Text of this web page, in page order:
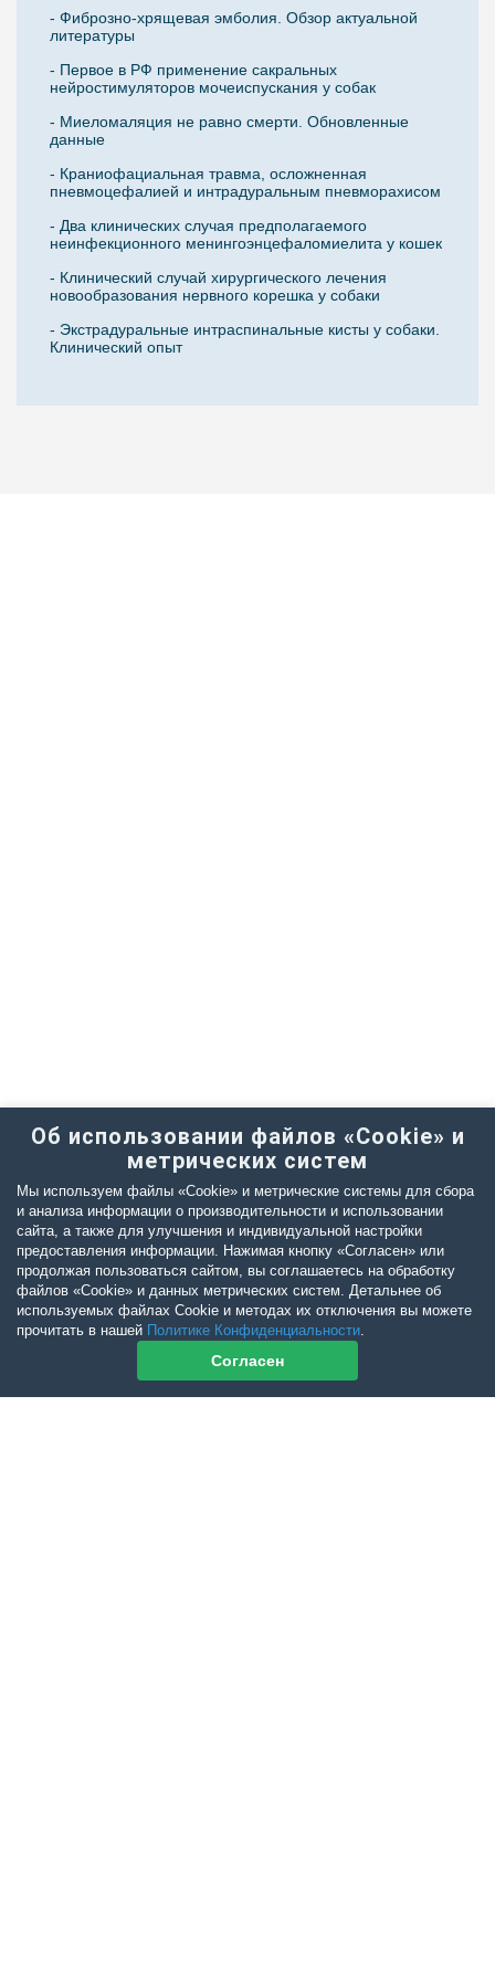
- Фиброзно-хрящевая эмболия. Обзор актуальной
литературы
- Первое в РФ применение сакральных
нейростимуляторов мочеиспускания у собак
- Миеломаляция не равно смерти. Обновленные
данные
- Краниофациальная травма, осложненная
пневмоцефалией и интрадуральным пневморахисом
- Два клинических случая предполагаемого
неинфекционного менингоэнцефаломиелита у кошек
- Клинический случай хирургического лечения
новообразования нервного корешка у собаки
- Экстрадуральные интраспинальные кисты у собаки.
Клинический опыт
Об использовании файлов «Cookie» и
метрических систем
Мы используем файлы «Cookie» и метрические системы для сбора
и анализа информации о производительности и использовании
сайта, а также для улучшения и индивидуальной настройки
предоставления информации. Нажимая кнопку «Согласен» или
продолжая пользоваться сайтом, вы соглашаетесь на обработку
файлов «Cookie» и данных метрических систем. Детальнее об
используемых файлах Cookie и методах их отключения вы можете
прочитать в нашей Политике Конфиденциальности.
Согласен